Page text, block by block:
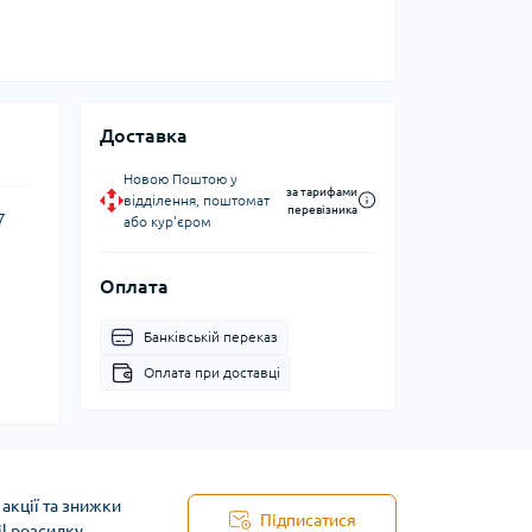
Доставка
Новою Поштою у
відділення, поштомат
або кур'єром
за тарифами
перевізника
Оплата
Банківській переказ
Оплата при доставці
та знижки
Підписатися